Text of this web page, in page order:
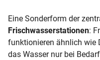
Eine Sonderform der
Frischwasserstationen:
funktionieren ähnlich wie
das Wasser nur bei